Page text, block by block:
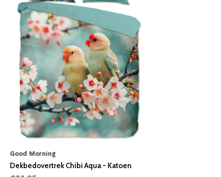
Good Morning
Dekbedovertrek Chibi Aqua - Katoen